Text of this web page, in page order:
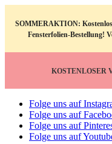
SOMMERAKTION:
Fensterfolien-Bestellung!
KOSTENLOSER
Folge uns auf
Folge uns auf
Folge uns auf
Folge uns auf